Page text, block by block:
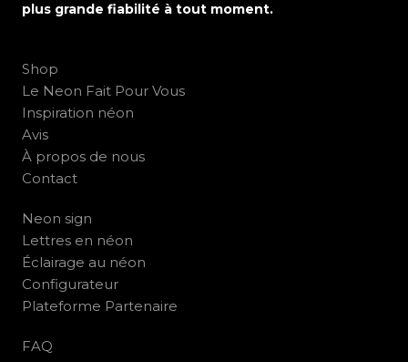
plus grande fiabilité à tout moment.
Shop
Le Neon Fait Pour Vous
Inspiration néon
Avis
À propos de nous
Contact
Neon sign
Lettres en néon
Éclairage au néon
Configurateur
Plateforme Partenaire
FAQ